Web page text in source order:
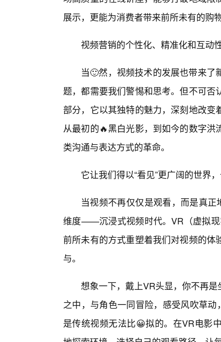
展示，更能为消费者带来前所未有的购
视频营销的个性化、精准化和互动
当🙂然，视频技术的发展也带来
题，都需要我们警惕和思考。但不可
部分，它以其独特的魅力，深刻地改
从最初的🔥黑白光影，到如今的数字
类沟通与表达方式的革命。
它让我们得以“看见”更广阔的世界
当视频不再仅仅是观看，而是真
维度——沉浸式视频时代。VR（虚拟
前所未有的方式重塑着我们对视频的
与。
想象一下，戴上VR头显，你不再
之中，与角色一同冒险，感受风吹草
是传统视频无法比😀拟的。在VR电影